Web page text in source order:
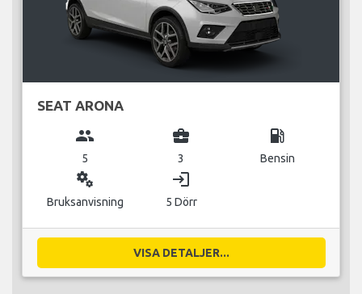
SEAT ARONA
group
5
business_center
3
local_gas_station
Bensin
miscellaneous_services
Bruksanvisning
login
5 Dörr
VISA DETALJER...